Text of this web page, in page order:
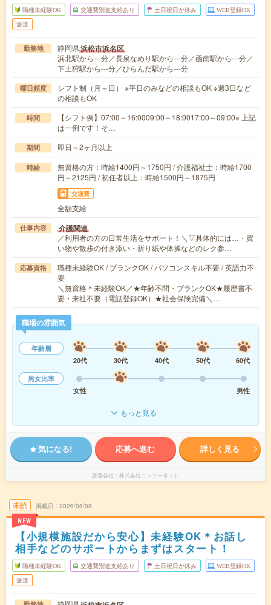
職種未経験OK 交通費別途支給あり 土日祝日が休み WEB登録OK
派遣
勤務地 静岡県浜松市浜名区
浜北駅から---分／長泉なめり駅から---分／函南駅から---分／
下土狩駅から---分／ひらんだ駅から---分
曜日頻度
シフト制（月～日） ※平日のみなどの相談もOK ※週3日など
の相談もOK
時間
【シフト例】07:00～16:0009:00～18:0017:00～09:00※ 上記
は一例です！そ…
期間 即日～2ヶ月以上
時給
無資格の方：時給1400円～1750円 / 介護福祉士：時給1700
円～2125円 / 初任者以上：時給1500円～1875円
交通費
全額支給
仕事内容 介護関連
／利用者の方の日常生活をサポート！＼▽具体的には…・買
い物や散歩の付き添い・折り紙や体操などのレク参…
応募資格
職種未経験OK / ブランクOK / パソコンスキル不要 / 英語力不
要
＼無資格＊未経験OK／★年齢不問・ブランクOK★履歴書不
要・来社不要（電話登録OK）★社会保険完備＼…
職場の雰囲気
年齢層
20代
30代 40代 50代
60代
男女比率
女性
男性
もっと見る
気になる! 応募へ進む 詳しく見る
派遣会社 株式会社ニッソーネット
未読
NEW
掲載日 2026/08/08
【小規模施設だから安心】未経験OK＊お話し
相手などのサポートからまずはスタート！
職種未経験OK 交通費別途支給あり 土日祝日が休み WEB登録OK
派遣